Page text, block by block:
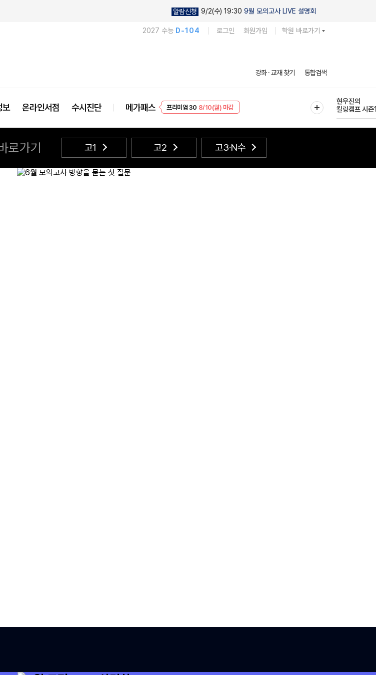
알람신청 9/2(수) 19:30 9월 모의고사 LIVE 설명회
2027 수능 D-104 로그인 회원가입 학원 바로가기
강좌 · 교재 찾기 통합검색
보 온라인서점 수시진단 메가패스
프리미엄 30 8/10(월) 마감
킬링캠프 시즌
다채로운 난도
실전 모의고사
로가기 고1 고2 고3·N수